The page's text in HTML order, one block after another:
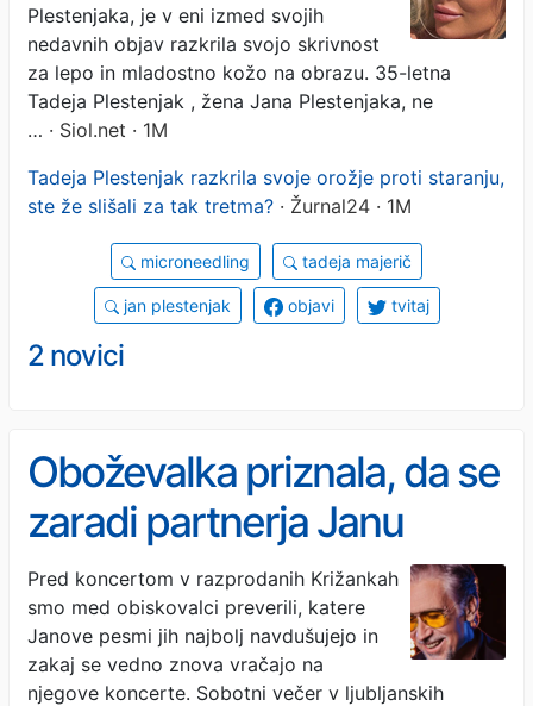
Plestenjaka, je v eni izmed svojih
nedavnih objav razkrila svojo skrivnost
za lepo in mladostno kožo na obrazu. 35-letna
Tadeja Plestenjak , žena Jana Plestenjaka, ne
… · Siol.net · 1M
Tadeja Plestenjak razkrila svoje orožje proti staranju,
ste že slišali za tak tretma? · Žurnal24 · 1M
microneedling tadeja majerič
jan plestenjak objavi tvitaj
2 novici
Oboževalka priznala, da se
zaradi partnerja Janu
Plestenjaku ne bi
odpovedala: »Raje bi šla
sama ...« (VIDEO)
Pred koncertom v razprodanih Križankah
smo med obiskovalci preverili, katere
Janove pesmi jih najbolj navdušujejo in
zakaj se vedno znova vračajo na
njegove koncerte. Sobotni večer v ljubljanskih